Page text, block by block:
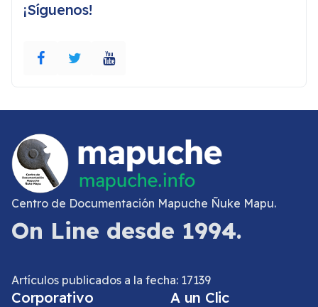
¡Síguenos!
Centro de Documentación Mapuche Ñuke Mapu.
On Line desde 1994.
Artículos publicados a la fecha: 17139
Corporativo A un Clic